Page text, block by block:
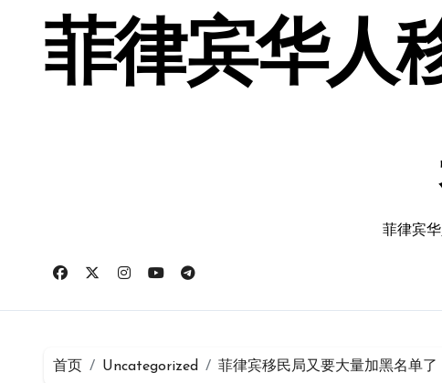
菲律宾华人
菲律宾
首页 Uncategorized 菲律宾移民局又要大量加黑名单